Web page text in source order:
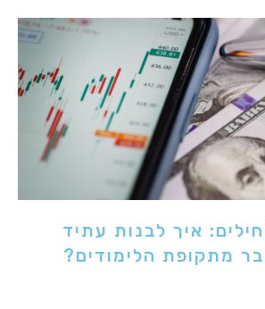
איך לבנות עתיד
מתקופת הלימודים?